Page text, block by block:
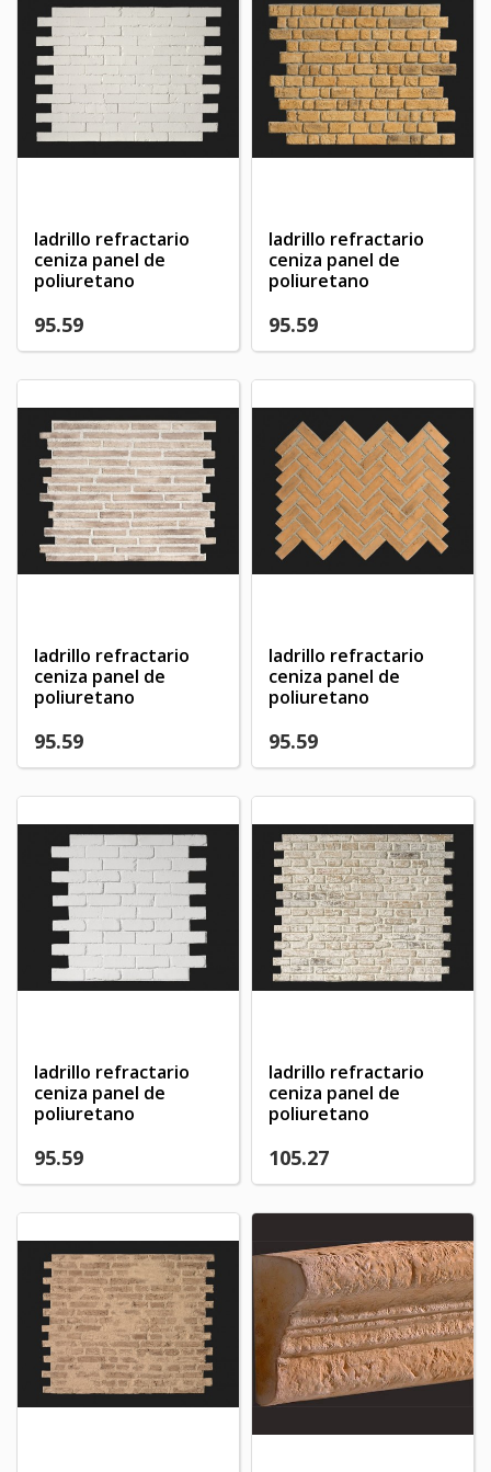
ladrillo refractario
ceniza panel de
poliuretano
95.59
ladrillo refractario
ceniza panel de
poliuretano
95.59
ladrillo refractario
ceniza panel de
poliuretano
95.59
ladrillo refractario
ceniza panel de
poliuretano
95.59
ladrillo refractario
ceniza panel de
poliuretano
95.59
ladrillo refractario
ceniza panel de
poliuretano
105.27